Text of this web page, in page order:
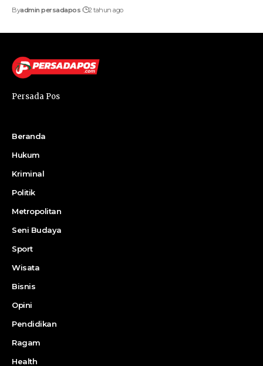
Byadmin persadapos 2 tahun ago
Persada Pos
Beranda
Hukum
Kriminal
Politik
Metropolitan
Seni Budaya
Sport
Wisata
Bisnis
Opini
Pendidikan
Ragam
Health